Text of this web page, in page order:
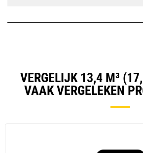
VERGELIJK 13,4 M³
VAAK VERGELEKEN